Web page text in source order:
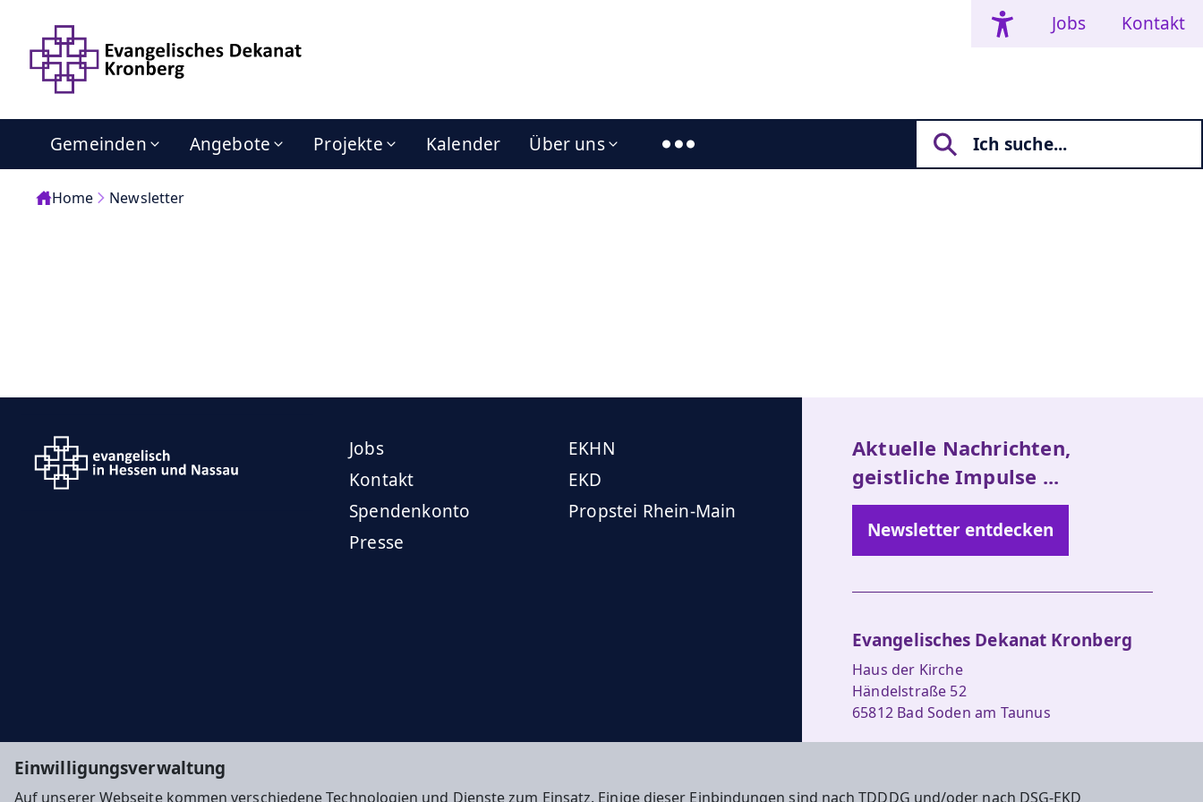
Einwilligungsverwaltung
Auf unserer Webseite kommen verschiedene Technologien und Dienste zum Einsatz. Einige dieser Einbindungen sind nach TDDDG und/oder nach DSG-EKD
Jobs Kontakt
Gemeinden Angebote Projekte Kalender Über uns
Home Newsletter
Jobs
Kontakt
Spendenkonto
Presse
EKHN
EKD
Propstei Rhein-Main
Aktuelle Nachrichten,
geistliche Impulse ...
Newsletter entdecken
Evangelisches Dekanat Kronberg
Haus der Kirche
Händelstraße 52
65812 Bad Soden am Taunus
Tel.: 06196 5601-0